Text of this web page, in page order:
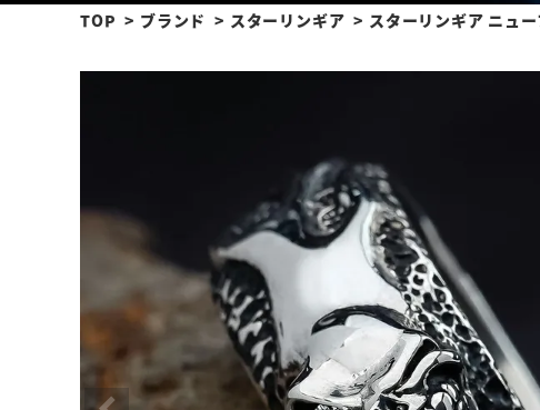
TOP ブランド スターリンギア スターリンギア ニュ